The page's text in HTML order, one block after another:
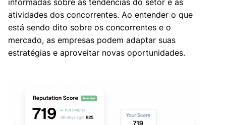
informadas sobre as tendências do setor e as
atividades dos concorrentes. Ao entender o que
está sendo dito sobre os concorrentes e o
mercado, as empresas podem adaptar suas
estratégias e aproveitar novas oportunidades.